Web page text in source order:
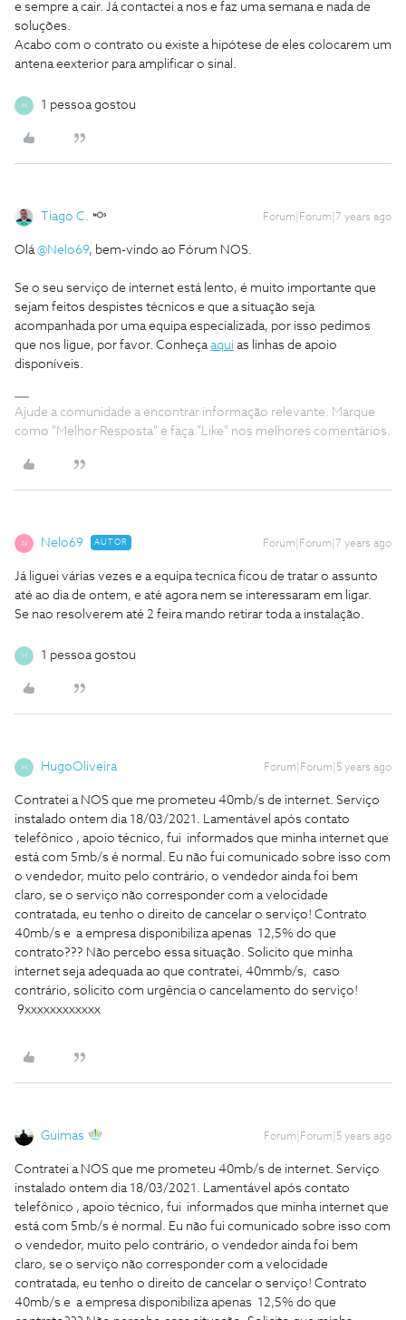
e sempre a cair. Já contactei a nos e faz uma semana e nada de
soluções.
Acabo com o contrato ou existe a hipótese de eles colocarem um
antena eexterior para amplificar o sinal.
1 pessoa gostou
Tiago C. Forum|Forum|7 years ago
Olá@Nelo69, bem-vindo ao Fórum NOS.
Se o seu serviço de internet está lento, é muito importante que
sejam feitos despistes técnicos e que a situação seja
acompanhada por uma equipa especializada, por isso pedimos
que nos ligue, por favor. Conheçaaqui as linhas de apoio
disponíveis.
Ajude a comunidade a encontrar informação relevante. Marque
como "Melhor Resposta" e faça "Like" nos melhores comentários.
N Nelo69 AUTOR Forum|Forum|7 years ago
Já liguei várias vezes e a equipa tecnica ficou de tratar o assunto
até ao dia de ontem, e até agora nem se interessaram em ligar.
Se nao resolverem até 2 feira mando retirar toda a instalação.
1 pessoa gostou
HugoOliveira Forum|Forum|5 years ago
Contratei a NOS que me prometeu 40mb/s de internet. Serviço
instalado ontem dia 18/03/2021. Lamentável após contato
telefônico , apoio técnico, fui informados que minha internet que
está com 5mb/s é normal. Eu não fui comunicado sobre isso com
o vendedor, muito pelo contrário, o vendedor ainda foi bem
claro, se o serviço não corresponder com a velocidade
contratada, eu tenho o direito de cancelar o serviço! Contrato
40mb/s e a empresa disponibiliza apenas 12,5% do que
contrato??? Não percebo essa situação. Solicito que minha
internet seja adequada ao que contratei, 40mmb/s, caso
contrário, solicito com urgência o cancelamento do serviço!
9xxxxxxxxxxxx
Guimas Forum|Forum|5 years ago
Contratei a NOS que me prometeu 40mb/s de internet. Serviço
instalado ontem dia 18/03/2021. Lamentável após contato
telefônico , apoio técnico, fui informados que minha internet que
está com 5mb/s é normal. Eu não fui comunicado sobre isso com
o vendedor, muito pelo contrário, o vendedor ainda foi bem
claro, se o serviço não corresponder com a velocidade
contratada, eu tenho o direito de cancelar o serviço! Contrato
40mb/s e a empresa disponibiliza apenas 12,5% do que